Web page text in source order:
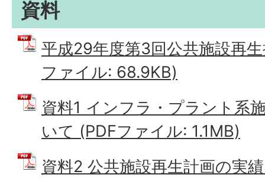
資料
平成29年度第3回公共施設再
ファイル: 68.9KB)
資料1 インフラ・プラント系
いて (PDFファイル: 1.1MB)
資料2 公共施設再生計画の実